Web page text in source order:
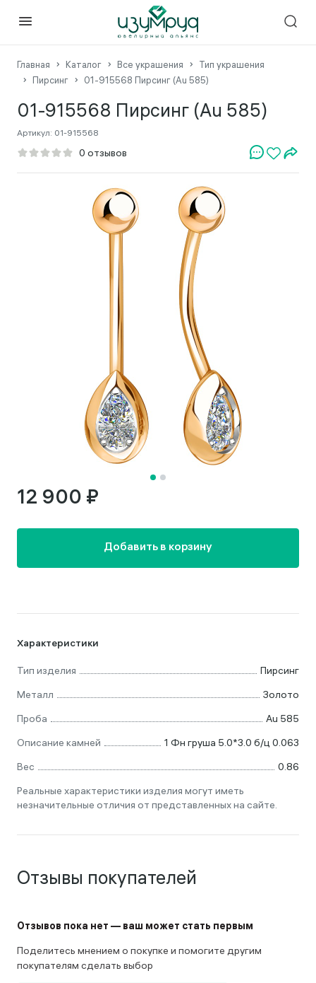
Главная Каталог Все украшения
Тип украшения
Пирсинг
01-915568 Пирсинг (Au 585)
01-915568 Пирсинг (Au 585)
Артикул: 01-915568
Характеристики
Тип изделия
Пирсинг
Металл
Золото
Проба
Au 585
Описание камней
1 Фн груша 5.0*3.0 б/ц 0.063
Вес
0.86
Реальные характеристики изделия могут иметь
незначительные отличия от представленных на сайте.
12 900 ₽
Добавить в корзину
Отзывы покупателей
Отзывов пока нет — ваш может стать первым
Поделитесь мнением о покупке и помогите другим
покупателям сделать выбор